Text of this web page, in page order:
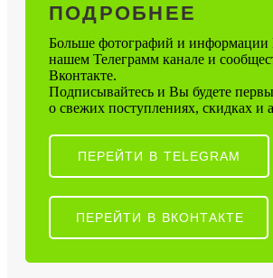
ПОДРОБНЕЕ
Больше фотографий и информации
нашем Телеграмм канале и
Вконтакте.
Подписывайтесь и Вы будете
о свежих поступлениях, скидках и
ПЕРЕЙТИ В TELEGRAM
ПЕРЕЙТИ В ВКОНТАКТЕ